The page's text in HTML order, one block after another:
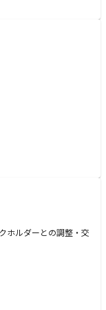
ホルダーとの調整・交